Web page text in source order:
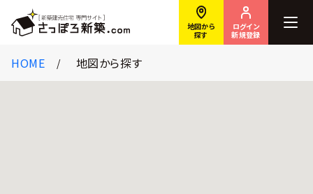
地図から
探す
ログイン
新規登録
HOME 地図から探す